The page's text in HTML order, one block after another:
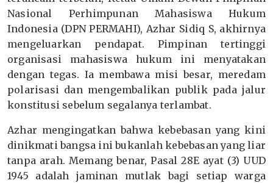
Nasional Perhimpunan Mahasiswa Hukum
Indonesia (DPN PERMAHI), Azhar Sidiq S, akhirnya
mengeluarkan pendapat. Pimpinan tertinggi
organisasi mahasiswa hukum ini menyatakan
dengan tegas. Ia membawa misi besar, meredam
polarisasi dan mengembalikan publik pada jalur
konstitusi sebelum segalanya terlambat.
Azhar mengingatkan bahwa kebebasan yang kini
dinikmati bangsa ini bukanlah kebebasan yang liar
tanpa arah. Memang benar, Pasal 28E ayat (3) UUD
1945 adalah jaminan mutlak bagi setiap warga